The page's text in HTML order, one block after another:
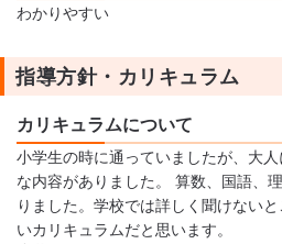
わかりやすい
指導方針・カリキュラム
カリキュラムについて
小学生の時に通っていましたが、大
な内容がありました。 算数、国語、
りました。学校では詳しく聞けない
いカリキュラムだと思います。